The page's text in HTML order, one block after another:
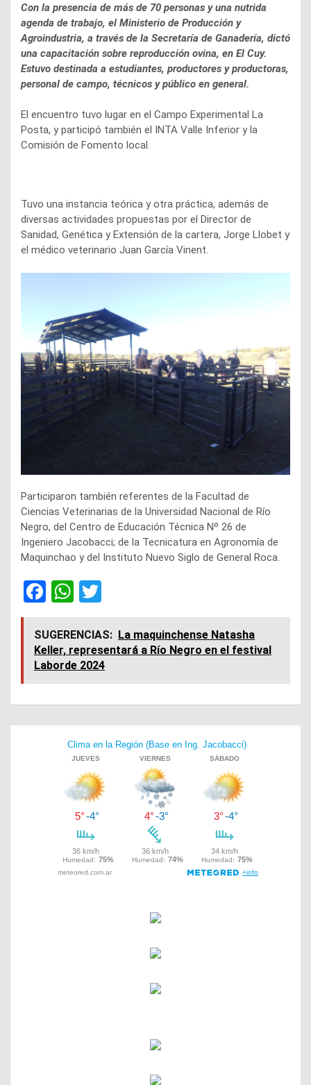
Con la presencia de más de 70 personas y una nutrida
agenda de trabajo, el Ministerio de Producción y
Agroindustria, a través de la Secretaría de Ganadería, dictó
una capacitación sobre reproducción ovina, en El Cuy.
Estuvo destinada a estudiantes, productores y productoras,
personal de campo, técnicos y público en general.
El encuentro tuvo lugar en el Campo Experimental La
Posta, y participó también el INTA Valle Inferior y la
Comisión de Fomento local.
Tuvo una instancia teórica y otra práctica, además de
diversas actividades propuestas por el Director de
Sanidad, Genética y Extensión de la cartera, Jorge Llobet y
el médico veterinario Juan García Vinent.
Participaron también referentes de la Facultad de
Ciencias Veterinarias de la Universidad Nacional de Río
Negro, del Centro de Educación Técnica Nº 26 de
Ingeniero Jacobacci; de la Tecnicatura en Agronomía de
Maquinchao y del Instituto Nuevo Siglo de General Roca.
F
a
ce
b
o
o
k
W
h
at
s
A
p
p
wi
tt
er
SUGERENCIAS: La maquinchense Natasha
Keller, representará a Río Negro en el festival
Laborde 2024
entradas